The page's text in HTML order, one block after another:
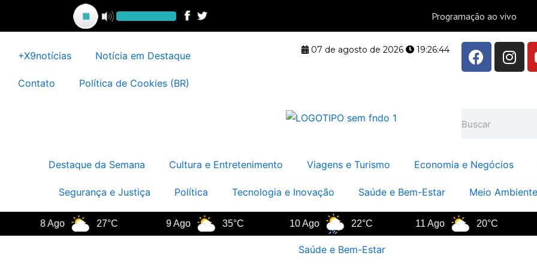
conteúdo
+X9notícias Notícia em Destaque
Contato Política de Cookies (BR)
07 de agosto de 2026 19:26:45
F
a
o
I
n
m
Destaque da Semana Cultura e Entretenimento Viagens e Turismo Economia e Negócios
Segurança e Justiça Política Tecnologia e Inovação Saúde e Bem-Estar Meio
8 Ago 27°C 9 Ago 35°C 10 Ago 22°C 11 Ago 20°C 12
Saúde e Bem-Estar